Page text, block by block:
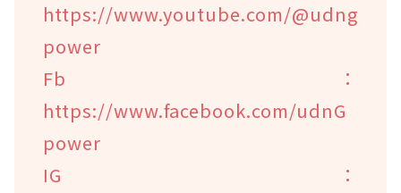
https://www.youtube.com/@udng
power
Fb：
https://www.facebook.com/udnG
power
IG：